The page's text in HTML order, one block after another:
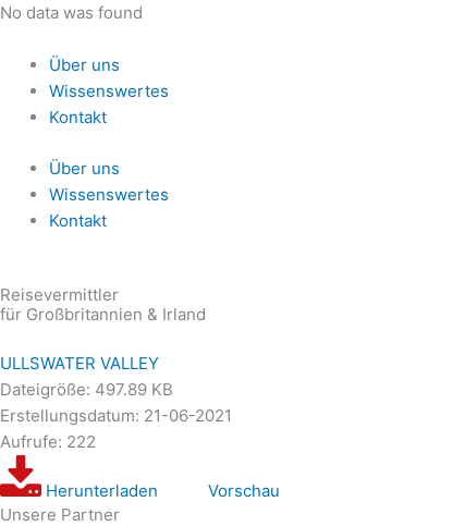
Zum
springen
No data was found
Über uns
Wissenswertes
Kontakt
Über uns
Wissenswertes
Kontakt
Reisevermittler
für Großbritannien & Irland
ULLSWATER VALLEY
Dateigröße: 497.89 KB
Erstellungsdatum: 21-06-2021
Aufrufe: 222
Herunterladen
Vorschau
Unsere Partner